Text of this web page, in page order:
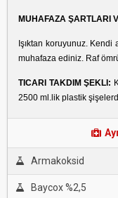
MUHAFAZA ŞARTLARI
Işıktan koruyunuz. Kendi
muhafaza ediniz. Raf
TICARI TAKDIM ŞEKLI:
2500 ml.lik plastik
Armakoksid
Baycox %2,5